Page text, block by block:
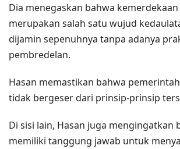
Dia menegaskan bahwa
merupakan salah satu wujud
dijamin sepenuhnya tanpa adanya
pembredelan.
Hasan memastikan bahwa
tidak bergeser dari prinsip-prinsip
Di sisi lain, Hasan juga mengingatkan
memiliki tanggung jawab untuk